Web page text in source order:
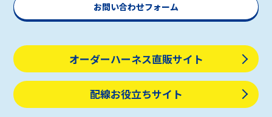
お問い合わせフォーム
オーダーハーネス直販サイト
配線お役立ちサイト